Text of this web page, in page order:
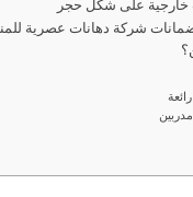
خارجية على شكل حجر
شركة دهانات عصرية